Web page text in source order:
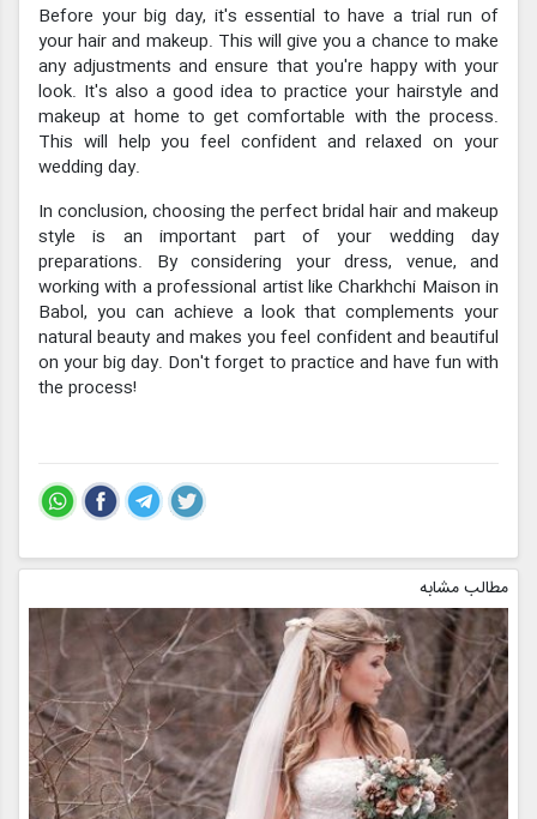
Before your big day, it's essential to have a trial run of
your hair and makeup. This will give you a chance to make
any adjustments and ensure that you're happy with your
look. It's also a good idea to practice your hairstyle and
makeup at home to get comfortable with the process.
This will help you feel confident and relaxed on your
wedding day.
In conclusion, choosing the perfect bridal hair and makeup
style is an important part of your wedding day
preparations. By considering your dress, venue, and
working with a professional artist like Charkhchi Maison in
Babol, you can achieve a look that complements your
natural beauty and makes you feel confident and beautiful
on your big day. Don't forget to practice and have fun with
the process!
مطالب مشابه